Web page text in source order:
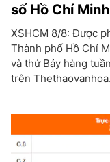
số Hồ Chí
XSHCM 8/8: Được
Thành phố Hồ Chí
và thứ Bảy hàng
trên